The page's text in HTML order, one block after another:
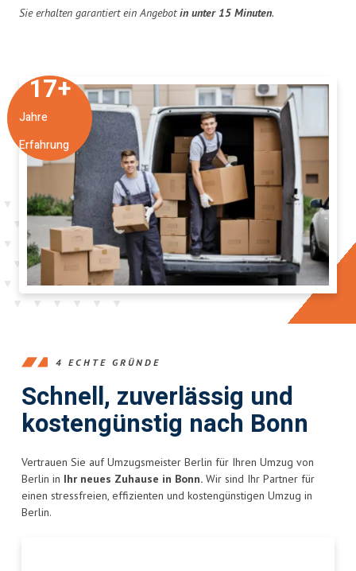
Jahre
Erfahrung
17+
Sie erhalten garantiert ein Angebotin unter 15 Minuten.
4 ECHTE GRÜNDE
Schnell, zuverlässig und
kostengünstig nach Bonn
Vertrauen Sie auf Umzugsmeister Berlin für Ihren Umzug von
Berlin in Ihr neues Zuhause in Bonn. Wir sind Ihr Partner für
einen stressfreien, effizienten und kostengünstigen Umzug in
Berlin.